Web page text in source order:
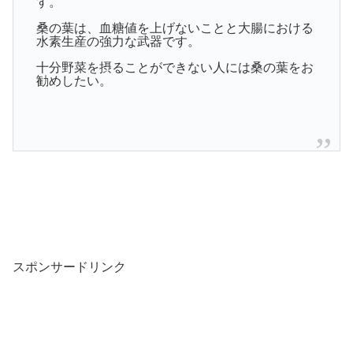
桑の葉は、血糖値を上げないことと大腸における
水素生産の強力な武器です。
十分野菜を摂ることができない人には桑の葉をお
勧めしたい。
スポンサードリンク